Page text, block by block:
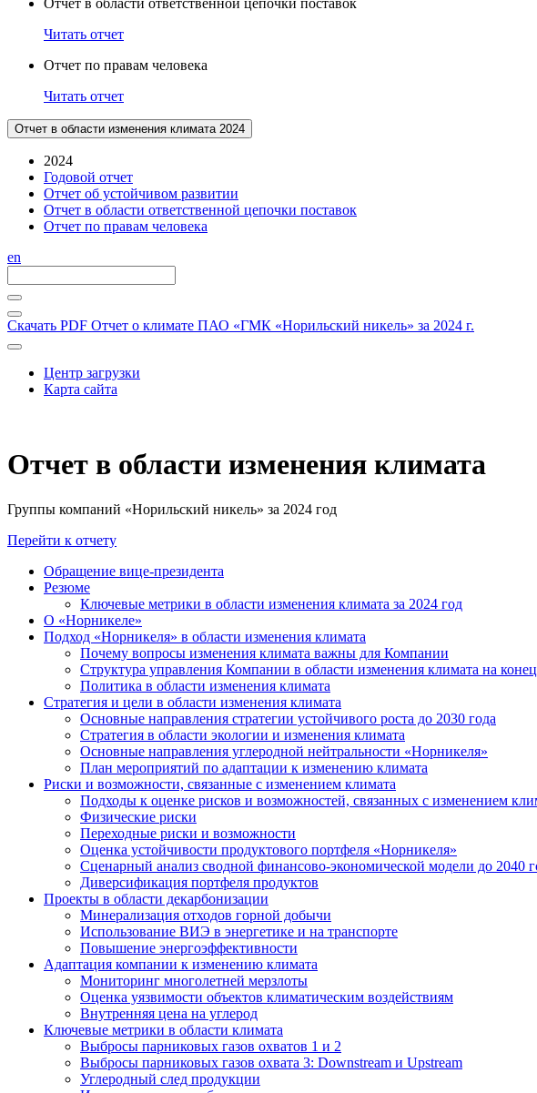
Отчет в области ответственной цепочки поставок
Читать отчет
Отчет по правам человека
Читать отчет
Отчет в области изменения климата 2024
2024
Годовой отчет
Отчет об устойчивом развитии
Отчет в области ответственной цепочки поставок
Отчет по правам человека
en
Скачать PDF Отчет о климате ПАО «ГМК «Норильский никель» за 2024 г.
Центр загрузки
Карта сайта
Отчет в области изменения климата
Группы компаний «Норильский никель» за 2024 год
Перейти к отчету
Обращение вице-президента
Резюме
Ключевые метрики в области изменения климата за 2024 год
О «Норникеле»
Подход «Норникеля» в области изменения климата
Почему вопросы изменения климата важны для Компании
Структура управления Компании в области изменения климата на
Политика в области изменения климата
Стратегия и цели в области изменения климата
Основные направления стратегии устойчивого роста до 2030 года
Стратегия в области экологии и изменения климата
Основные направления углеродной нейтральности «Норникеля»
План мероприятий по адаптации к изменению климата
Риски и возможности, связанные с изменением климата
Подходы к оценке рисков и возможностей, связанных с изменением
Физические риски
Переходные риски и возможности
Оценка устойчивости продуктового портфеля «Норникеля»
Сценарный анализ сводной финансово-экономической модели до 2040
Диверсификация портфеля продуктов
Проекты в области декарбонизации
Минерализация отходов горной добычи
Использование ВИЭ в энергетике и на транспорте
Повышение энергоэффективности
Адаптация компании к изменению климата
Мониторинг многолетней мерзлоты
Оценка уязвимости объектов климатическим воздействиям
Внутренняя цена на углерод
Ключевые метрики в области климата
Выбросы парниковых газов охватов 1 и 2
Выбросы парниковых газов охвата 3: Downstream и Upstream
Углеродный след продукции